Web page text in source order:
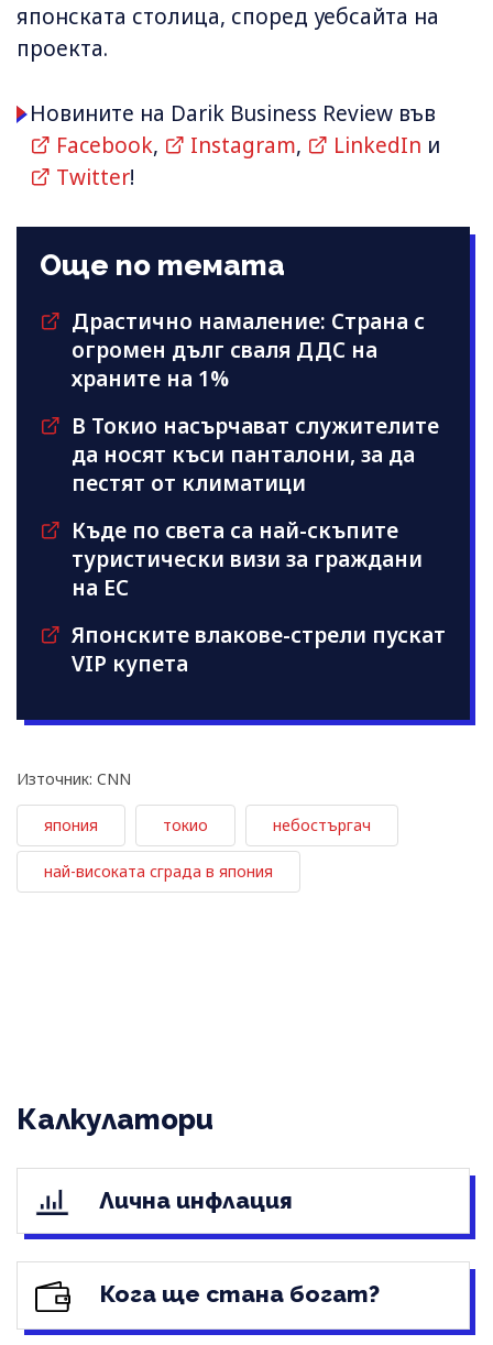
японската столица, според уебсайта на
проекта.
Новините на Darik Business Review във
Facebook, Instagram, LinkedIn и
Twitter!
Още по темата
Драстично намаление: Страна с
огромен дълг сваля ДДС на
храните на 1%
В Токио насърчават служителите
да носят къси панталони, за да
пестят от климатици
Къде по света са най-скъпите
туристически визи за граждани
на ЕС
Японските влакове-стрели пускат
VIP купета
Източник: CNN
япония токио небостъргач
най-високата сграда в япония
Калкулатори
Лична инфлация
Кога ще стана богат?